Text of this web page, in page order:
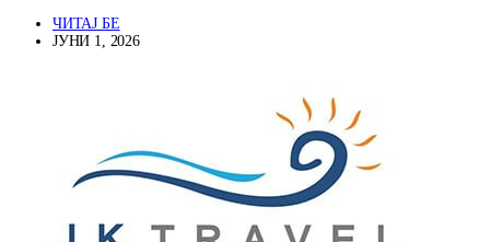
ЧИТАЈ БЕ
ЈУНИ 1, 2026